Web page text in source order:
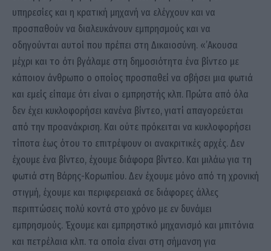
υπηρεσίες και η κρατική μηχανή να ελέγχουν και να
προσπαθούν να διαλευκάνουν εμπρησμούς και να
οδηγούνται αυτοί που πρέπει στη Δικαιοσύνη. «’Ακουσα
μέχρι και το ότι βγάλαμε στη δημοσιότητα ένα βίντεο με
κάποιον άνθρωπο ο οποίος προσπαθεί να σβήσει μια φωτιά
και εμείς είπαμε ότι είναι ο εμπρηστής κλπ. Πρώτα από όλα
δεν έχει κυκλοφορήσει κανένα βίντεο, γιατί απαγορεύεται
από την προανάκριση. Και ούτε πρόκειται να κυκλοφορήσει
τίποτα έως ότου το επιτρέψουν οι ανακριτικές αρχές. Δεν
έχουμε ένα βίντεο, έχουμε διάφορα βίντεο. Και μιλάω για τη
φωτιά στη Βάρης-Κορωπίου. Δεν έχουμε μόνο από τη χρονική
στιγμή, έχουμε και περιφερειακά σε διάφορες άλλες
περιπτώσεις πολύ κοντά στο χρόνο με εν δυνάμει
εμπρησμούς. Έχουμε και εμπρηστικό μηχανισμό και μπιτόνια
και πετρέλαια κλπ. τα οποία είναι στη σήμανση για